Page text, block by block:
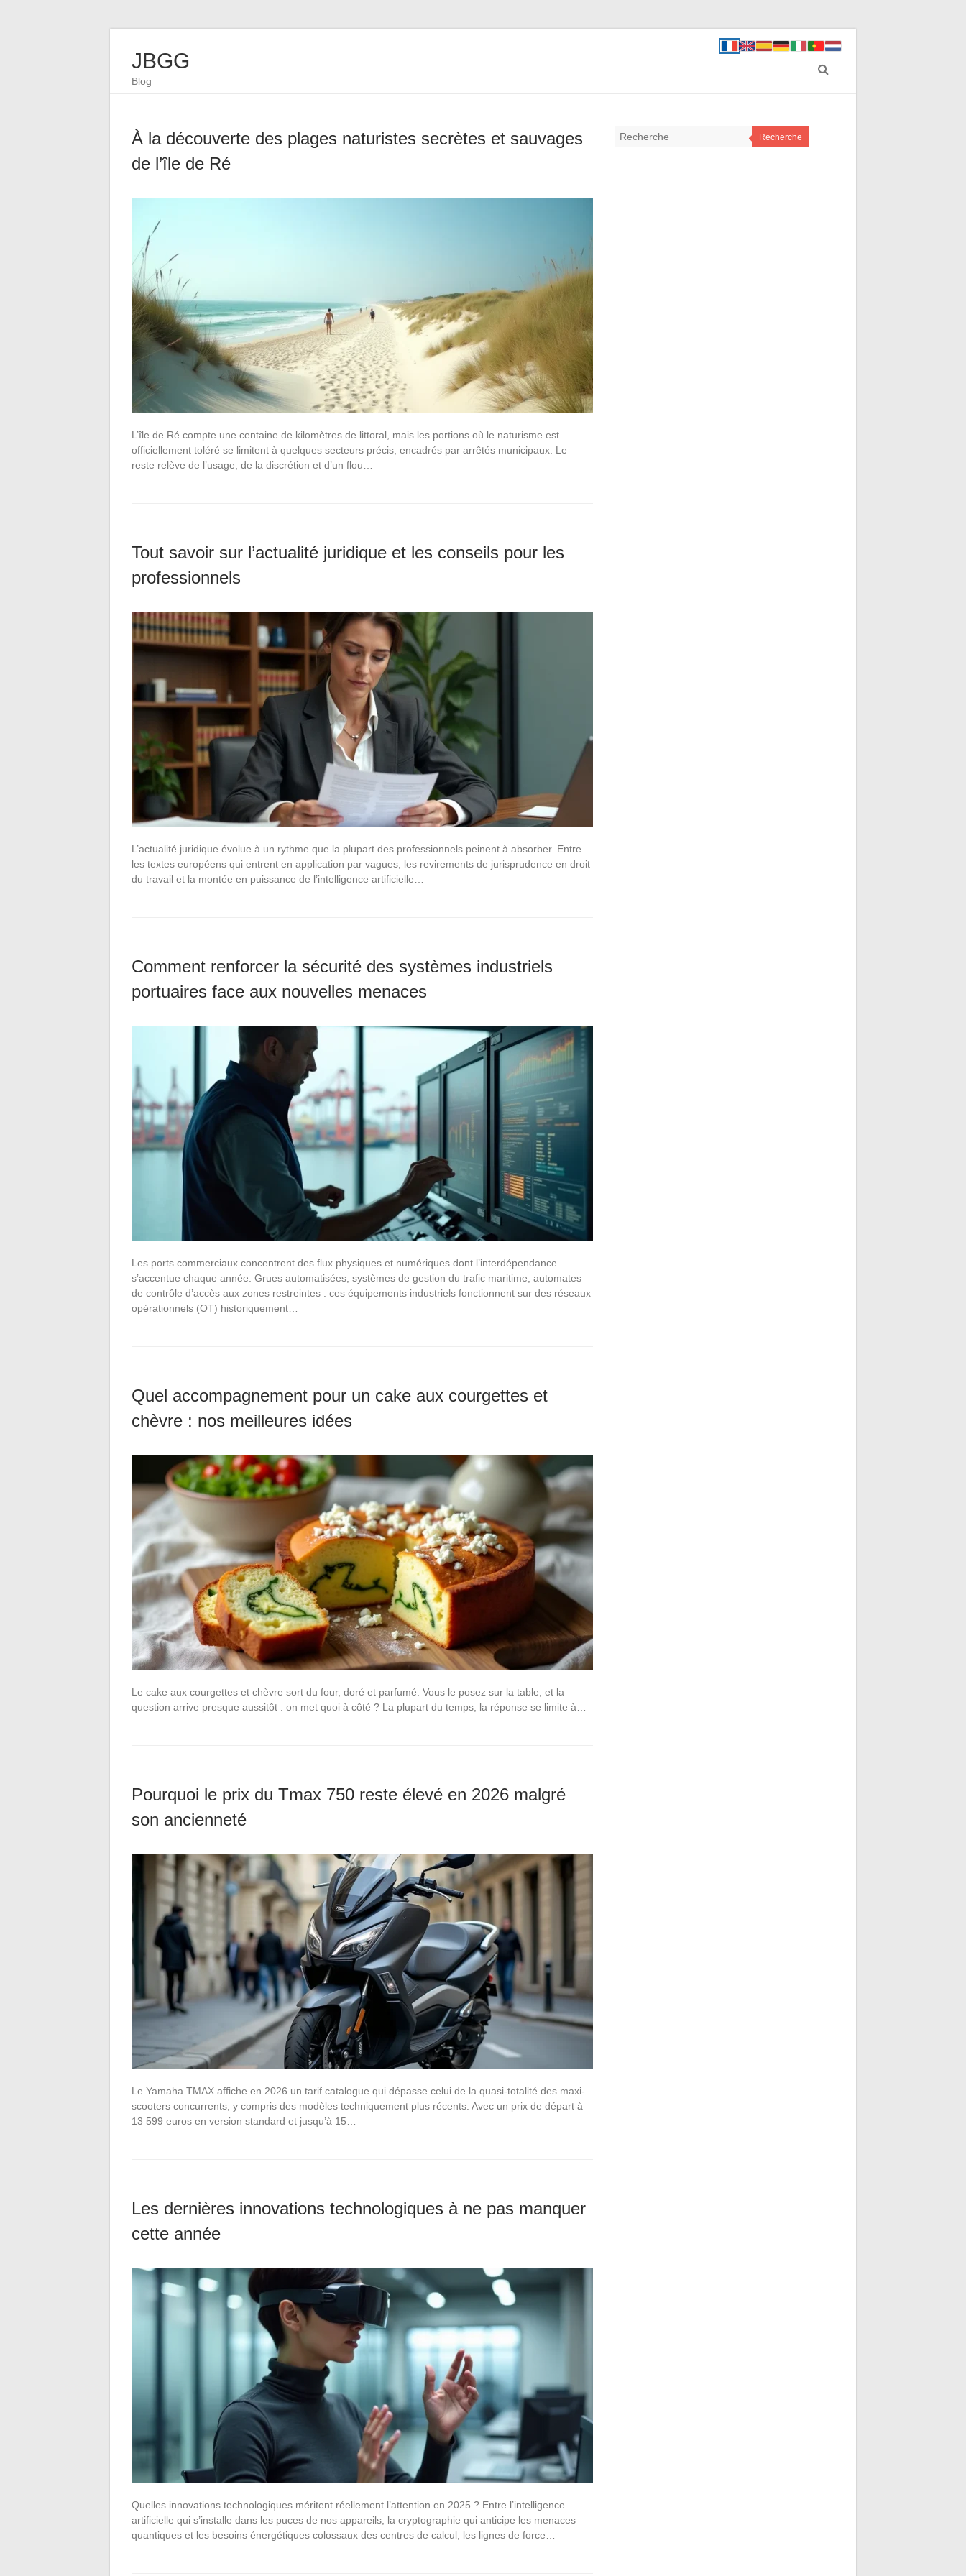
JBGG
Blog
À la découverte des plages naturistes secrètes et sauvages
de l’île de Ré
L’île de Ré compte une centaine de kilomètres de littoral, mais les portions où le naturisme est
officiellement toléré se limitent à quelques secteurs précis, encadrés par arrêtés municipaux. Le
reste relève de l’usage, de la discrétion et d’un flou…
Tout savoir sur l’actualité juridique et les conseils pour les
professionnels
L’actualité juridique évolue à un rythme que la plupart des professionnels peinent à absorber. Entre
les textes européens qui entrent en application par vagues, les revirements de jurisprudence en droit
du travail et la montée en puissance de l’intelligence artificielle…
Comment renforcer la sécurité des systèmes industriels
portuaires face aux nouvelles menaces
Les ports commerciaux concentrent des flux physiques et numériques dont l’interdépendance
s’accentue chaque année. Grues automatisées, systèmes de gestion du trafic maritime, automates
de contrôle d’accès aux zones restreintes : ces équipements industriels fonctionnent sur des réseaux
opérationnels (OT) historiquement…
Quel accompagnement pour un cake aux courgettes et
chèvre : nos meilleures idées
Le cake aux courgettes et chèvre sort du four, doré et parfumé. Vous le posez sur la table, et la
question arrive presque aussitôt : on met quoi à côté ? La plupart du temps, la réponse se limite à…
Pourquoi le prix du Tmax 750 reste élevé en 2026 malgré
son ancienneté
Le Yamaha TMAX affiche en 2026 un tarif catalogue qui dépasse celui de la quasi-totalité des maxi-
scooters concurrents, y compris des modèles techniquement plus récents. Avec un prix de départ à
13 599 euros en version standard et jusqu’à 15…
Les dernières innovations technologiques à ne pas manquer
cette année
Quelles innovations technologiques méritent réellement l’attention en 2025 ? Entre l’intelligence
artificielle qui s’installe dans les puces de nos appareils, la cryptographie qui anticipe les menaces
quantiques et les besoins énergétiques colossaux des centres de calcul, les lignes de force…
Recherche